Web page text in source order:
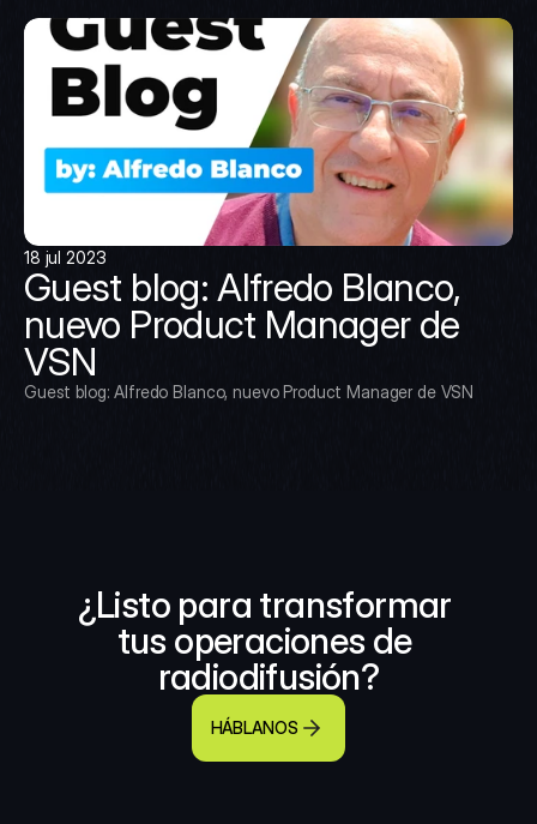
18 jul 2023
Guest blog: Alfredo Blanco,
nuevo Product Manager de
VSN
Guest blog: Alfredo Blanco, nuevo Product Manager de VSN
¿Listo para transformar
tus operaciones de
radiodifusión?
HÁBLANOS